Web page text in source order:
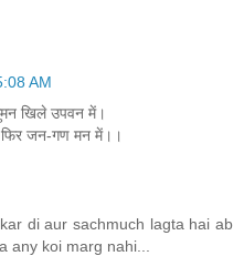
AM
खिले उपवन में।
फिर जन-गण मन में।।
di aur sachmuch lagta hai ab
any koi marg nahi...